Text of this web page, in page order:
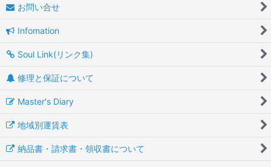
お問い合せ
Infomation
Soul Link(リンク集)
修理と保証について
Master's Diary
地域別運賃表
納品書・請求書・領収書について